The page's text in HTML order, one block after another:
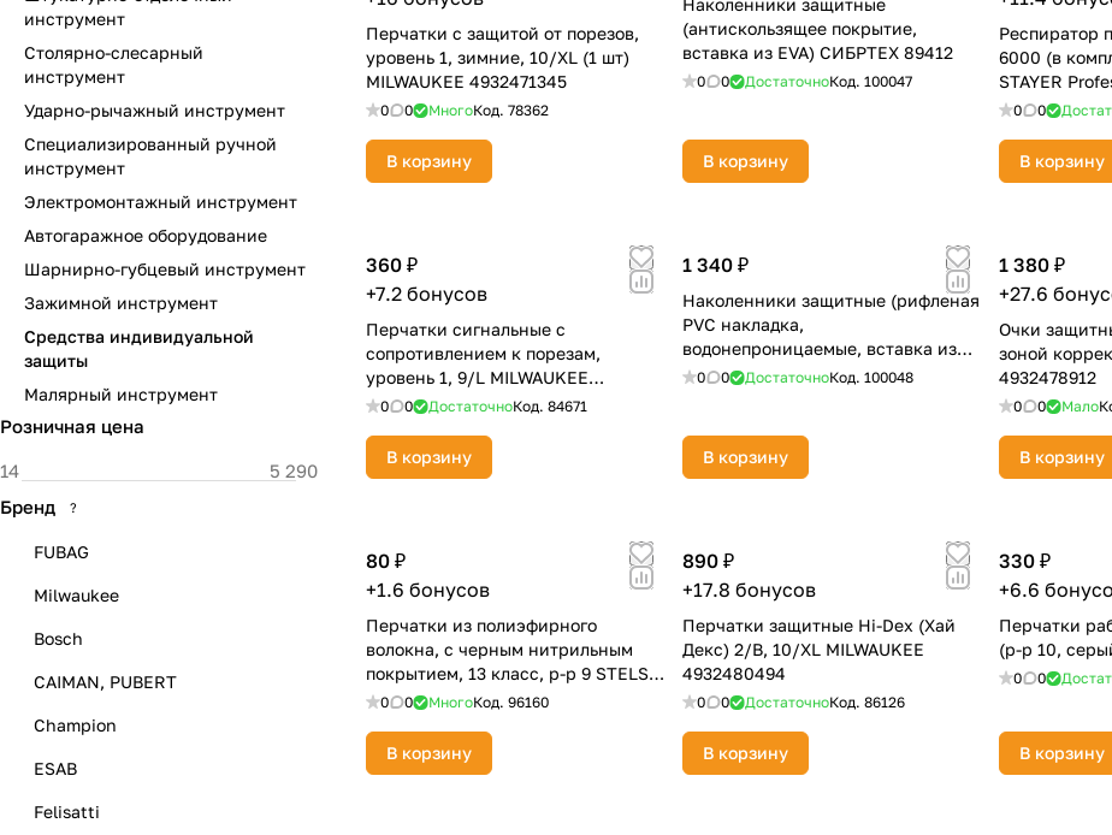
Перчатки с защитой от порезов,
уровень 1, зимние, 10/XL (1 шт)
MILWAUKEE 4932471345
0 0 МногоКод. 78362
В корзину
Наколенники защитные
(антискользящее покрытие,
вставка из EVA) СИБРТЕХ 89412
0 0 ДостаточноКод. 100047
В корзину
Респиратор
6000 (в
STAYER
0 0
В корзину
360 ₽
+7.2 бонусов
Перчатки сигнальные с
сопротивлением к порезам,
уровень 1, 9/L MILWAUKEE
4932479918
0 0 ДостаточноКод. 84671
В корзину
1 340 ₽
Наколенники защитные (рифленая
PVC накладка,
водонепроницаемые, вставка из
EVA) СИБРТЕХ 89414
0 0 ДостаточноКод. 100048
В корзину
1 380 ₽
+27.6
Очки
зоной
4932478912
0 0 Мало
В корзину
80 ₽
+1.6 бонусов
Перчатки из полиэфирного
волокна, с черным нитрильным
покрытием, 13 класс, р-р 9 STELS
678705
0 0 МногоКод. 96160
В корзину
890 ₽
+17.8 бонусов
Перчатки защитные Hi-Dex (Хай
Декс) 2/B, 10/XL MILWAUKEE
4932480494
0 0 ДостаточноКод. 86126
В корзину
330 ₽
+6.6
Перчатки
(р-р 10,
0 0
В корзину
инструмент
Столярно-слесарный
инструмент
Ударно-рычажный инструмент
Специализированный ручной
инструмент
Электромонтажный инструмент
Автогаражное оборудование
Шарнирно-губцевый инструмент
Зажимной инструмент
Средства индивидуальной
защиты
Малярный инструмент
Розничная цена
Бренд ?
FUBAG
Milwaukee
Bosch
CAIMAN, PUBERT
Champion
ESAB
Felisatti
раз в 2
раз в 2 недели
Остались вопросы?
8 800 302-02-51
plait.ru